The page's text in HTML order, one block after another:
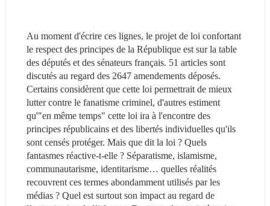
Au moment d'écrire ces lignes, le projet de loi confortant
le respect des principes de la République est sur la table
des députés et des sénateurs français. 51 articles sont
discutés au regard des 2647 amendements déposés.
Certains considèrent que cette loi permettrait de mieux
lutter contre le fanatisme criminel, d'autres estiment
qu'"en même temps" cette loi ira à l'encontre des
principes républicains et des libertés individuelles qu'ils
sont censés protéger. Mais que dit la loi ? Quels
fantasmes réactive-t-elle ? Séparatisme, islamisme,
communautarisme, identitarisme… quelles réalités
recouvrent ces termes abondamment utilisés par les
médias ? Quel est surtout son impact au regard de